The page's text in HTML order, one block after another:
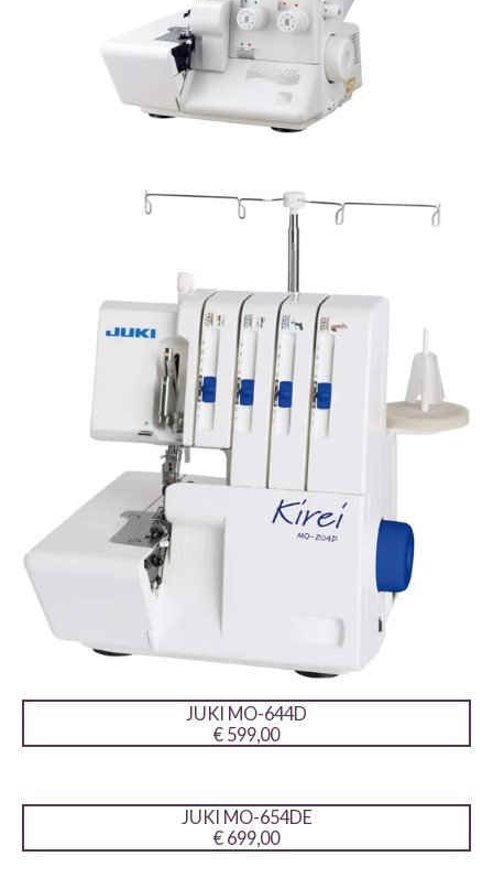
JUKI MO-644D
€ 599,00
JUKI MO-654DE
€ 699,00